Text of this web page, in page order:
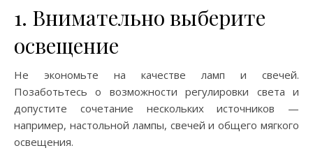
1. Внимательно выберите
освещение
Не экономьте на качестве ламп и свечей.
Позаботьтесь о возможности регулировки света и
допустите сочетание нескольких источников —
например, настольной лампы, свечей и общего мягкого
освещения.